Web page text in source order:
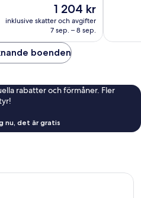
Priset
1 204 kr
1 204 kr
inklusive skatter och avgifter
7 sep. – 8 sep.
boenden
rabatter och förmåner. Fler
nu, det är gratis